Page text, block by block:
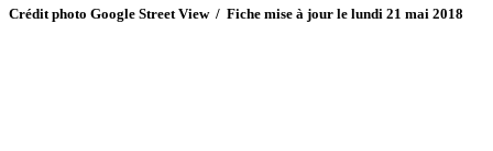
Crédit photo Google Street View / Fiche mise à jour le lundi 21 mai 2018